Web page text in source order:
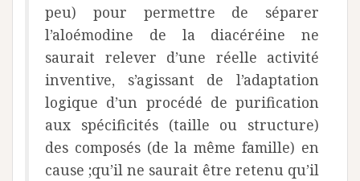
peu) pour permettre de séparer
l’aloémodine de la diacéréine ne
saurait relever d’une réelle activité
inventive, s’agissant de l’adaptation
logique d’un procédé de purification
aux spécificités (taille ou structure)
des composés (de la même famille) en
cause ;qu’il ne saurait être retenu qu’il